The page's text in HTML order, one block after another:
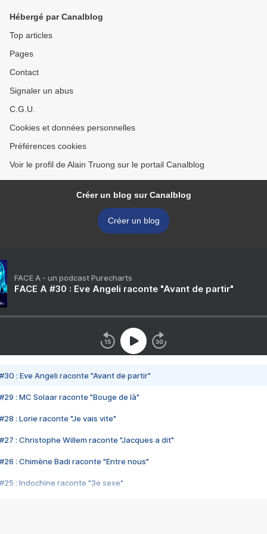
Hébergé par Canalblog
Top articles
Pages
Contact
Signaler un abus
C.G.U.
Cookies et données personnelles
Préférences cookies
Voir le profil de Alain Truong sur le portail Canalblog
Créer un blog sur Canalblog
Créer un blog
FACE A - un podcast Purecharts
FACE A #30 : Eve Angeli raconte "Avant de partir"
#30 : Eve Angeli raconte "Avant de partir"
#29 : MC Solaar raconte "Bouge de là"
#28 : Lorie raconte "Je vais vite"
#27 : Christophe Willem raconte "Jacques a dit"
#26 : Chimène Badi raconte "Entre nous"
#25 : Indochine raconte "3e sexe"